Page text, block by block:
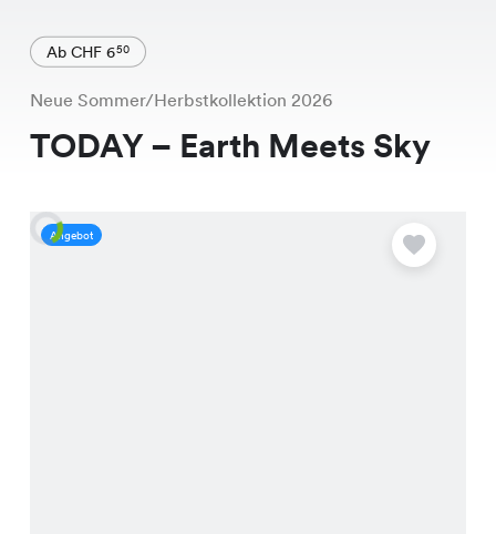
Ab CHF 650
Neue Sommer/Herbstkollektion 2026
TODAY – Earth Meets Sky
Angebot